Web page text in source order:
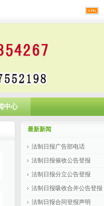
中心
最新新闻
法制日报广告部电话
法制日报催收公告登报
法制日报分立公告登报
法制日报吸收合并公告登报
法制日报合同登报声明